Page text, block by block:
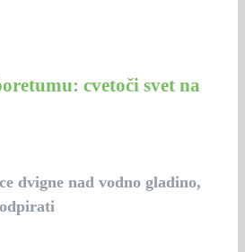
cvetoči svet na
dvigne nad vodno gladino,
odpirati